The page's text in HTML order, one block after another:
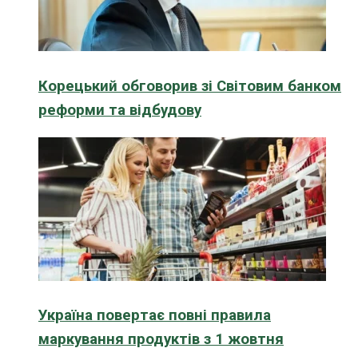
Корецький обговорив зі Світовим банком
реформи та відбудову
Україна повертає повні правила
маркування продуктів з 1 жовтня